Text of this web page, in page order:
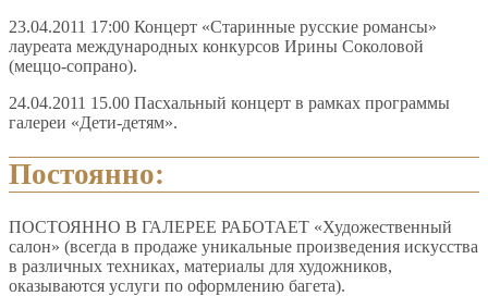
23.04.2011 17:00 Концерт «Старинные русские романсы»
лауреата международных конкурсов Ирины Соколовой
(меццо-сопрано).
24.04.2011 15.00 Пасхальный концерт в рамках программы
галереи «Дети-детям».
Постоянно:
ПОСТОЯННО В ГАЛЕРЕЕ РАБОТАЕТ «Художественный
салон» (всегда в продаже уникальные произведения искусства
в различных техниках, материалы для художников,
оказываются услуги по оформлению багета).